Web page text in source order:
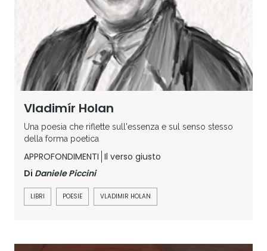
Vladimír Holan
Una poesia che riflette sull'essenza e sul senso stesso
della forma poetica
APPROFONDIMENTI Il verso giusto
Di Daniele Piccini
LIBRI POESIE VLADIMIR HOLAN